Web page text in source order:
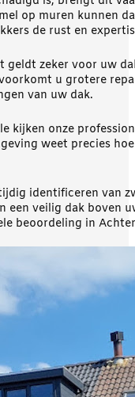
op muren kunnen
de rust en
geldt zeker voor uw
u grotere
van uw dak.
kijken onze
weet precies
identificeren van
een veilig dak boven
beoordeling in